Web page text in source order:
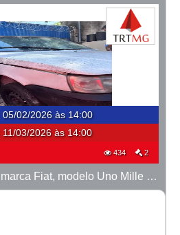
05/02/2026 às 14:00
11/03/2026 às 14:00
434 2
LOTE 02 - HHX2797, marca Fiat, modelo Uno Mille Fire Flex, ano 2008/2008